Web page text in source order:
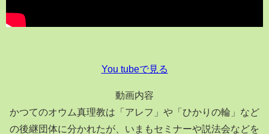
You tubeで見る
動画内容
かつてのオウム真理教は「アレフ」や「ひかりの輪」など
の後継団体に分かれたが、いまもセミナーや説法会などを